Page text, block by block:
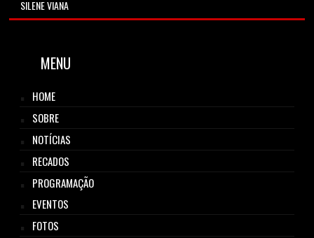
SILENE VIANA
MENU
HOME
SOBRE
NOTÍCIAS
RECADOS
PROGRAMAÇÃO
EVENTOS
FOTOS